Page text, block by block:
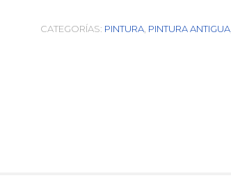
CATEGORÍAS: PINTURA PINTURA ANTIGUA